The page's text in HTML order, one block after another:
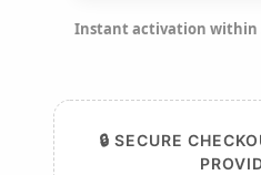
Instant activation within
🔒 SECURE